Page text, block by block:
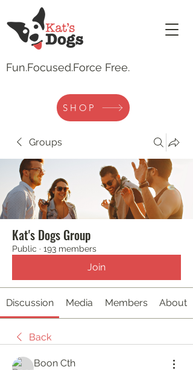
Fun.Focused.Force Free.
SHOP
Groups
Kat's Dogs Group
Public · 193 members
Join
Discussion Media Members About
Back
Boon Cth